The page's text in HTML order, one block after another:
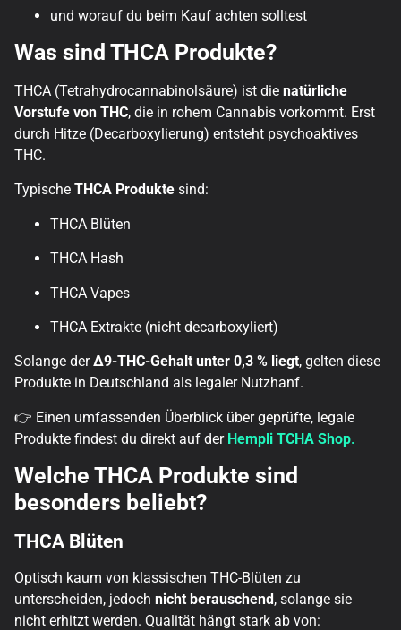
und worauf du beim Kauf achten solltest
Was sind THCA Produkte?
THCA (Tetrahydrocannabinolsäure) ist dienatürliche
Vorstufe von THC, die in rohem Cannabis vorkommt. Erst
durch Hitze (Decarboxylierung) entsteht psychoaktives
THC.
TypischeTHCA Produkte sind:
THCA Blüten
THCA Hash
THCA Vapes
THCA Extrakte (nicht decarboxyliert)
Solange derΔ9-THC-Gehalt unter 0,3 % liegt, gelten diese
Produkte in Deutschland als legaler Nutzhanf.
👉 Einen umfassenden Überblick über geprüfte, legale
Produkte findest du direkt auf der Hempli TCHA Shop.
Welche THCA Produkte sind
besonders beliebt?
THCA Blüten
Optisch kaum von klassischen THC-Blüten zu
unterscheiden, jedochnicht berauschend, solange sie
nicht erhitzt werden. Qualität hängt stark ab von: